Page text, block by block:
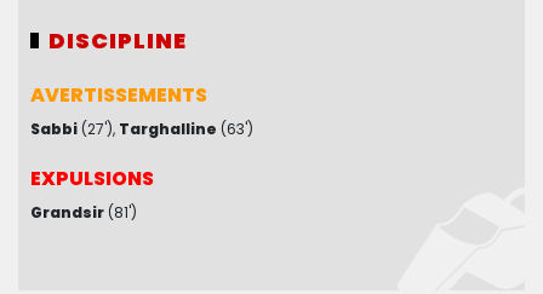
DISCIPLINE
AVERTISSEMENTS
Sabbi (27') Targhalline (63')
EXPULSIONS
Grandsir (81')
DISCIPLINE
AVERTISSEMENTS
Bard(56') Dante(79')
EXPULSIONS
Todibo(81')